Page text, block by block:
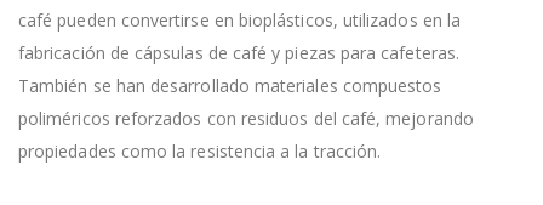
café pueden convertirse en bioplásticos, utilizados en la
fabricación de cápsulas de café y piezas para cafeteras.
También se han desarrollado materiales compuestos
poliméricos reforzados con residuos del café, mejorando
propiedades como la resistencia a la tracción.